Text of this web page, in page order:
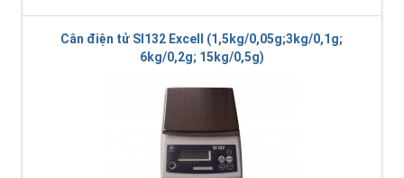
Cân điện tử SI132 Excell (1,5kg/0,05g;3kg/0,1g;
6kg/0,2g; 15kg/0,5g)